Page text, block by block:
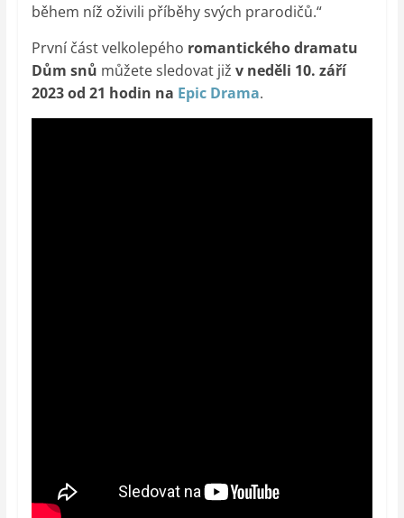
během níž oživili příběhy svých prarodičů.“
První část velkolepého romantického dramatu
Dům snů můžete sledovat již v neděli 10. září
2023 od 21 hodin na Epic Drama.